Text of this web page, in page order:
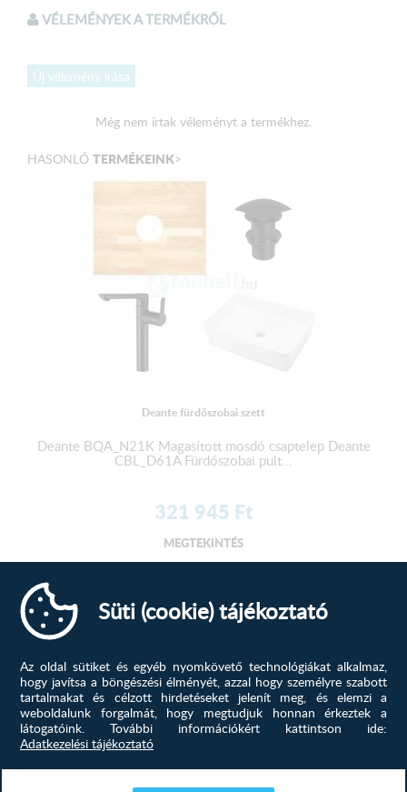
VÉLEMÉNYEK A TERMÉKRŐL
Új vélemény írása
Még nem írtak véleményt a termékhez.
HASONLÓ TERMÉKEINK>
Deante fürdőszobai szett
Deante BQA_N21K Magasított mosdó csaptelep Deante
CBL_D61A Fürdőszobai pult...
321 945 Ft
MEGTEKINTÉS
Süti (cookie) tájékoztató
Az oldal sütiket és egyéb nyomkövető technológiákat alkalmaz,
hogy javítsa a böngészési élményét, azzal hogy személyre szabott
tartalmakat és célzott hirdetéseket jelenít meg, és elemzi a
weboldalunk forgalmát, hogy megtudjuk honnan érkeztek a
látogatóink.
További információkért kattintson ide:
Adatkezelési tájékoztató